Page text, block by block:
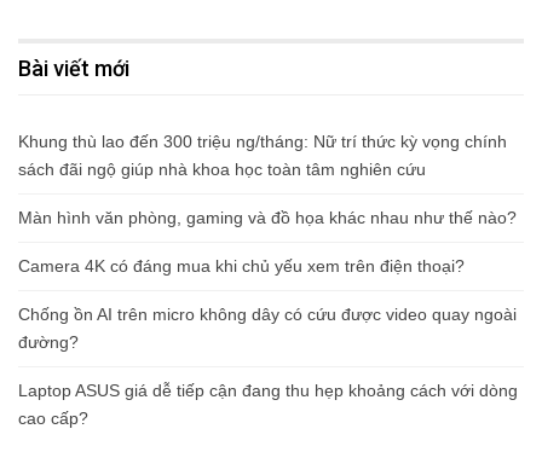
Bài viết mới
Khung thù lao đến 300 triệu ng/tháng: Nữ trí thức kỳ vọng chính
sách đãi ngộ giúp nhà khoa học toàn tâm nghiên cứu
Màn hình văn phòng, gaming và đồ họa khác nhau như thế nào?
Camera 4K có đáng mua khi chủ yếu xem trên điện thoại?
Chống ồn AI trên micro không dây có cứu được video quay ngoài
đường?
Laptop ASUS giá dễ tiếp cận đang thu hẹp khoảng cách với dòng
cao cấp?